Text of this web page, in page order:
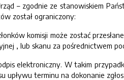
– zgodnie ze stanowiskiem
został ograniczony:
komisji może zostać
, lub skanu za pośrednictwem
elektroniczny. W takim
upływu terminu na dokonanie